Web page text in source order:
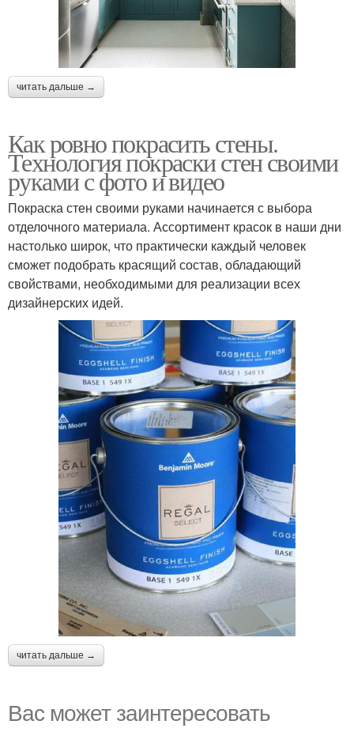
читать дальше →
Как ровно покрасить стены.
Технология покраски стен своими
руками с фото и видео
Покраска стен своими руками начинается с выбора
отделочного материала. Ассортимент красок в наши дни
настолько широк, что практически каждый человек
сможет подобрать красящий состав, обладающий
свойствами, необходимыми для реализации всех
дизайнерских идей.
читать дальше →
Вас может заинтересовать